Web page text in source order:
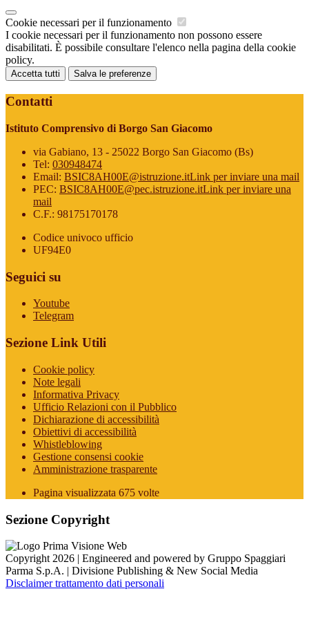
Cookie necessari per il funzionamento
I cookie necessari per il funzionamento non possono essere
disabilitati. È possibile consultare l'elenco nella pagina della cookie
policy.
Accetta tutti Salva le preferenze
Contatti
Istituto Comprensivo di Borgo San Giacomo
via Gabiano, 13 - 25022 Borgo San Giacomo (Bs)
Tel: 030948474
Email: BSIC8AH00E@istruzione.itLink per inviare una mail
PEC: BSIC8AH00E@pec.istruzione.itLink per inviare una
mail
C.F.: 98175170178
Codice univoco ufficio
UF94E0
Seguici su
Youtube
Telegram
Sezione Link Utili
Cookie policy
Note legali
Informativa Privacy
Ufficio Relazioni con il Pubblico
Dichiarazione di accessibilità
Obiettivi di accessibilità
Whistleblowing
Gestione consensi cookie
Amministrazione trasparente
Pagina visualizzata 675 volte
Sezione Copyright
Copyright 2026 | Engineered and powered by Gruppo Spaggiari
Parma S.p.A. | Divisione Publishing & New Social Media
Disclaimer trattamento dati personali